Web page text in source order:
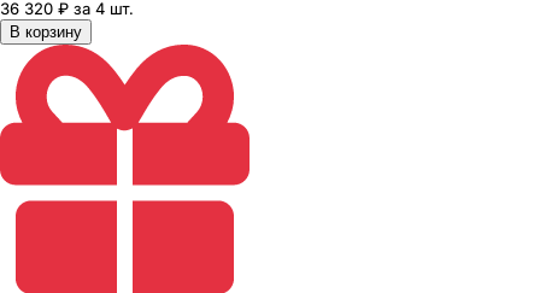
36 320 ₽ за 4 шт.
В корзину